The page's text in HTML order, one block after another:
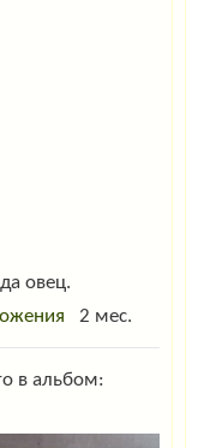
и возраст и цена
овец.
2 мес.
в альбом: